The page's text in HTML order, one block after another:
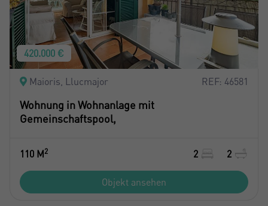
420.000 €
Maioris, Llucmajor REF: 46581
Wohnung in Wohnanlage mit
Gemeinschaftspool,
110 M2 2 2
Objekt ansehen
Sie haben noch kein Konto?
Erstellen Sie ein Konto
Ich akzeptiere dieBedingungen und Konditionen zum
Datenschutz
Mich Registrieren